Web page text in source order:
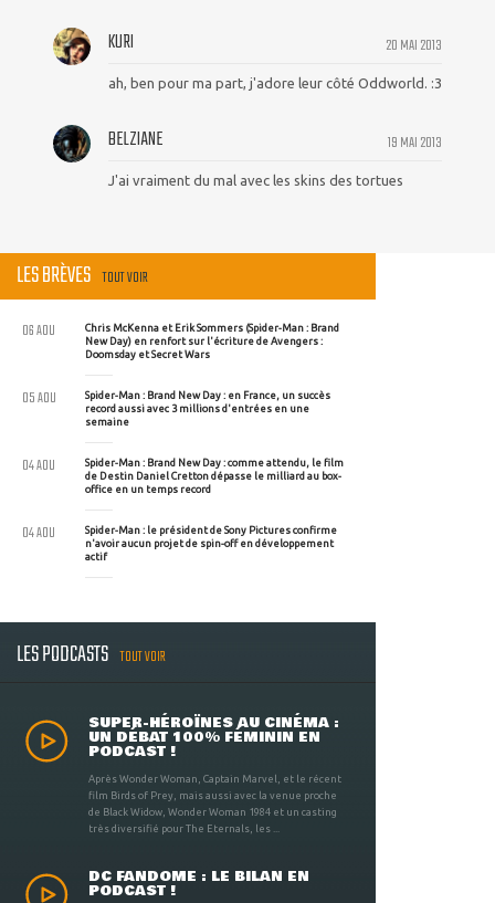
20 MAI 2013
KURI
ah, ben pour ma part, j'adore leur côté Oddworld. :3
19 MAI 2013
BELZIANE
J'ai vraiment du mal avec les skins des tortues
LES BRÈVES TOUT VOIR
Chris McKenna et Erik Sommers (Spider-Man : Brand
New Day) en renfort sur l'écriture de Avengers :
Doomsday et Secret Wars
06 AOU
Spider-Man : Brand New Day : en France, un succès
record aussi avec 3 millions d'entrées en une
semaine
05 AOU
Spider-Man : Brand New Day : comme attendu, le film
de Destin Daniel Cretton dépasse le milliard au box-
office en un temps record
04 AOU
Spider-Man : le président de Sony Pictures confirme
n'avoir aucun projet de spin-off en développement
actif
04 AOU
LES PODCASTS TOUT VOIR
SUPER-HÉROÏNES AU CINÉMA :
UN DÉBAT 100% FÉMININ EN
PODCAST !
Après Wonder Woman, Captain Marvel, et le récent
film Birds of Prey, mais aussi avec la venue proche
de Black Widow, Wonder Woman 1984 et un casting
très diversifié pour The Eternals, les ...
DC FANDOME : LE BILAN EN
PODCAST !